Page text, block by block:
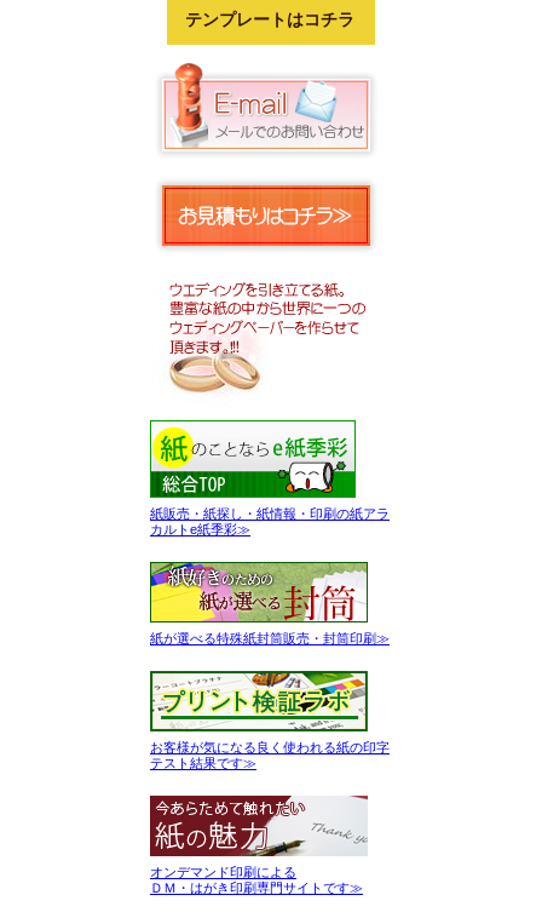
テンプレートはコチラ
紙販売・紙探し・紙情報・印刷の紙アラ
カルトe紙季彩≫
紙が選べる特殊紙封筒販売・封筒印刷≫
お客様が気になる良く使われる紙の印字
テスト結果です≫
オンデマンド印刷による
ＤＭ・はがき印刷専門サイトです≫